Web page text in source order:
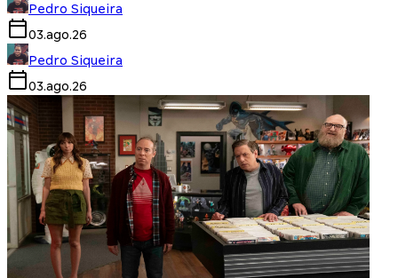
Pedro Siqueira
03.ago.26
Pedro Siqueira
03.ago.26